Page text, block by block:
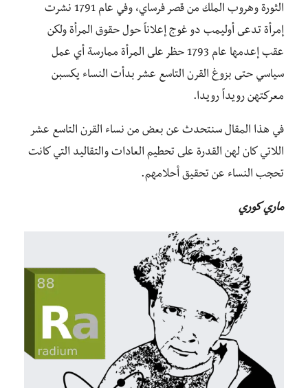
الثورة وهروب الملك من قصر فرساي، وفي عام 1791 نشرت
إمرأة تدعى أوليمب دو غوج إعلاناً حول حقوق المرأة ولكن
عقب إعدمها عام 1793 حظر على المرأة ممارسة أي عمل
سياسي حتى بزوغ القرن التاسع عشر بدأت النساء يكسبن
معركتهن رويداً رويدا.
في هذا المقال سنتحدث عن بعض من نساء القرن التاسع عشر
اللاتي كان لهن القدرة على تحطيم العادات والتقاليد التي كانت
تحجب النساء عن تحقيق أحلامهم.
ماري كوري